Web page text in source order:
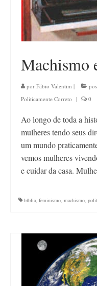
Machismo
por Fábio Valentim |
Politicamente Correto | 0
Ao longo de toda a
mulheres tendo seus
um mundo
vemos mulheres
e cuidar da casa.
bíblia, feminismo, machismo,